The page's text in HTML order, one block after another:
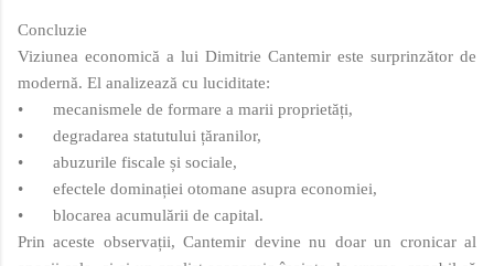
Concluzie
Viziunea economică a lui Dimitrie Cantemir este surprinzător de
modernă. El analizează cu luciditate:
•
mecanismele de formare a marii proprietăți,
•
degradarea statutului țăranilor,
•
abuzurile fiscale și sociale,
•
efectele dominației otomane asupra economiei,
•
blocarea acumulării de capital.
Prin aceste observații, Cantemir devine nu doar un cronicar al